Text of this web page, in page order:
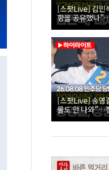
[스팟Live] 김민
향을 공유했나
26.08.08 더불어
보 인천 합동연
[스팟Live] 송영
물도 안 나와”…
26.08.08 더불어